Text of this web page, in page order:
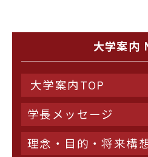
大学案内
大学案内TOP
学長メッセージ
理念・目的・将来構